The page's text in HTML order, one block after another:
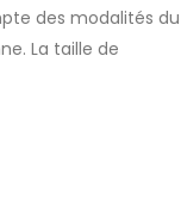
des modalités du
La taille de